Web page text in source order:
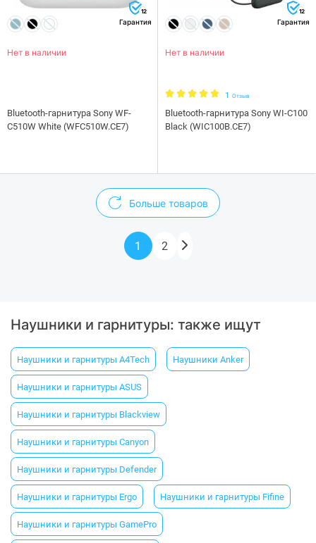
12
Гарантия
Нет в наличии
Bluetooth-гарнитура Sony WF-
C510W White (WFC510W.CE7)
12
Гарантия
Нет в наличии
1 Отзыв
Bluetooth-гарнитура Sony WI-C100
Black (WIC100B.CE7)
Больше товаров
1 2
Наушники и гарнитуры: также ищут
Наушники и гарнитуры A4Tech Наушники Anker
Наушники и гарнитуры ASUS
Наушники и гарнитуры Blackview
Наушники и гарнитуры Canyon
Наушники и гарнитуры Defender
Наушники и гарнитуры Ergo Наушники и гарнитуры Fifine
Наушники и гарнитуры GamePro